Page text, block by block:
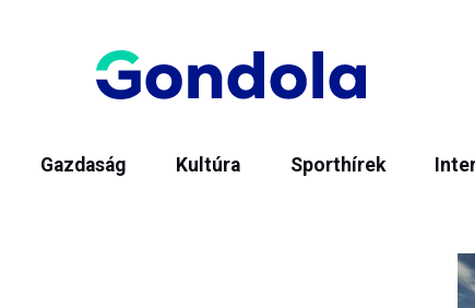
Gazdaság Kultúra Sporthírek